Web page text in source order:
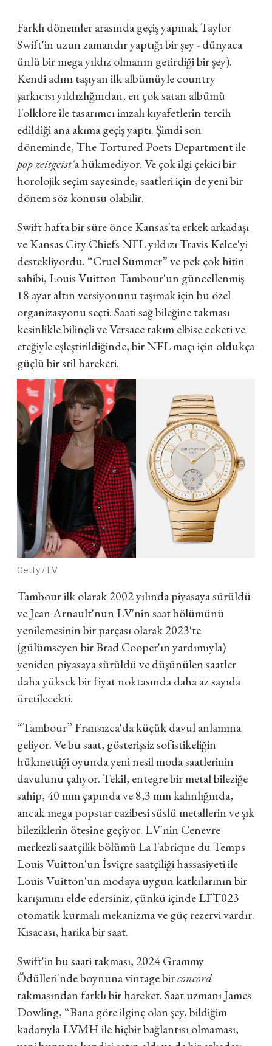
Farklı dönemler arasında geçiş yapmak Taylor
Swift'in uzun zamandır yaptığı bir şey - dünyaca
ünlü bir mega yıldız olmanın getirdiği bir şey).
Kendi adını taşıyan ilk albümüyle country
şarkıcısı yıldızlığından, en çok satan albümü
Folklore ile tasarımcı imzalı kıyafetlerin tercih
edildiği ana akıma geçiş yaptı. Şimdi son
döneminde, The Tortured Poets Department ile
pop zeitgeist'a hükmediyor. Ve çok ilgi çekici bir
horolojik seçim sayesinde, saatleri için de yeni bir
dönem söz konusu olabilir.
Swift hafta bir süre önce Kansas'ta erkek arkadaşı
ve Kansas City Chiefs NFL yıldızı Travis Kelce'yi
destekliyordu. “Cruel Summer” ve pek çok hitin
sahibi, Louis Vuitton Tambour'un güncellenmiş
18 ayar altın versiyonunu taşımak için bu özel
organizasyonu seçti. Saati sağ bileğine takması
kesinlikle bilinçli ve Versace takım elbise ceketi ve
eteğiyle eşleştirildiğinde, bir NFL maçı için oldukça
güçlü bir stil hareketi.
Getty / LV
Tambour ilk olarak 2002 yılında piyasaya sürüldü
ve Jean Arnault'nun LV'nin saat bölümünü
yenilemesinin bir parçası olarak 2023'te
(gülümseyen bir Brad Cooper'ın yardımıyla)
yeniden piyasaya sürüldü ve düşünülen saatler
daha yüksek bir fiyat noktasında daha az sayıda
üretilecekti.
“Tambour” Fransızca'da küçük davul anlamına
geliyor. Ve bu saat, gösterişsiz sofistikeliğin
hükmettiği oyunda yeni nesil moda saatlerinin
davulunu çalıyor. Tekil, entegre bir metal bileziğe
sahip, 40 mm çapında ve 8,3 mm kalınlığında,
ancak mega popstar cazibesi süslü metallerin ve şık
bileziklerin ötesine geçiyor. LV'nin Cenevre
merkezli saatçilik bölümü La Fabrique du Temps
Louis Vuitton'un İsviçre saatçiliği hassasiyeti ile
Louis Vuitton'un modaya uygun katkılarının bir
karışımını elde edersiniz, çünkü içinde LFT023
otomatik kurmalı mekanizma ve güç rezervi vardır.
Kısacası, harika bir saat.
Swift'in bu saati takması, 2024 Grammy
Ödülleri'nde boynuna vintage birconcord
takmasından farklı bir hareket. Saat uzmanı James
Dowling, “Bana göre ilginç olan şey, bildiğim
kadarıyla LVMH ile hiçbir bağlantısı olmaması,